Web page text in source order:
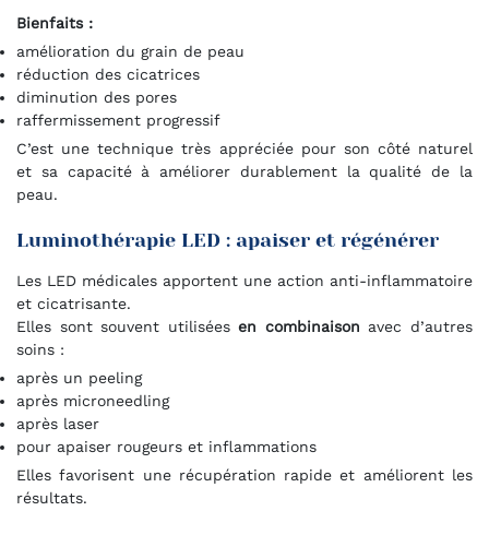
Bienfaits :
amélioration du grain de peau
réduction des cicatrices
diminution des pores
raffermissement progressif
C’est une technique très appréciée pour son côté naturel
et sa capacité à améliorer durablement la qualité de la
peau.
Luminothérapie LED : apaiser et régénérer
Les LED médicales apportent une action anti-inflammatoire
et cicatrisante.
Elles sont souvent utiliséesen combinaison avec d’autres
soins :
après un peeling
après microneedling
après laser
pour apaiser rougeurs et inflammations
Elles favorisent une récupération rapide et améliorent les
résultats.